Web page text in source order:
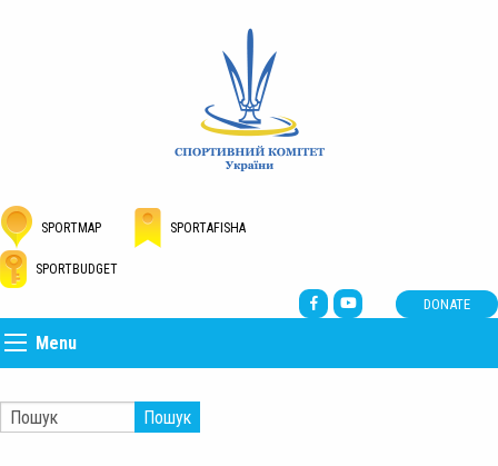
SPORTMAP SPORTAFISHA
SPORTBUDGET
DONATE
Menu
Пошук